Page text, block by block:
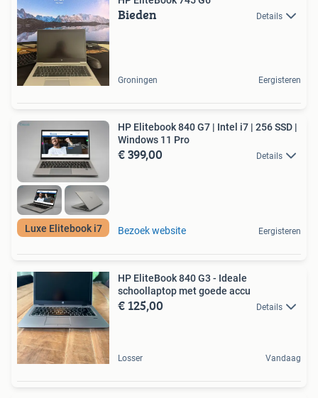
Bieden Details
Groningen Eergisteren
Luxe Elitebook i7
HP Elitebook 840 G7 | Intel i7 | 256 SSD |
Windows 11 Pro
€ 399,00 Details
Bezoek website Eergisteren
HP EliteBook 840 G3 - Ideale
schoollaptop met goede accu
€ 125,00 Details
Losser Vandaag